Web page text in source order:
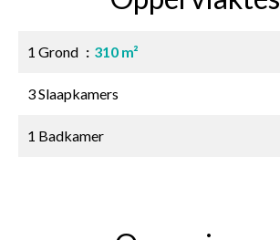
1 Grond 310 m²
3 Slaapkamers
1 Badkamer